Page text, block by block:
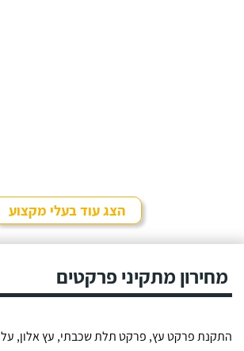
הצג עוד בעלי מקצוע
מחירון מתקיני פרקטים
התקנת פרקט עץ, פרקט תלת שכבתי, עץ אלון, על